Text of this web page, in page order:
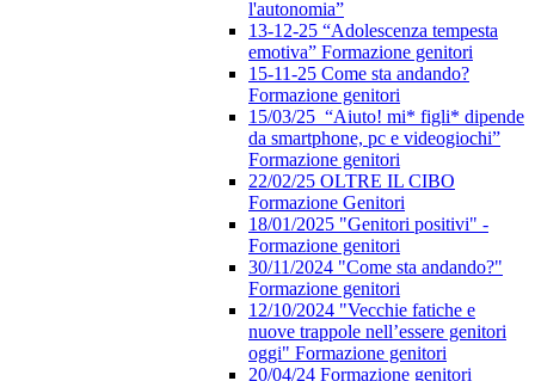
l'autonomia”
13-12-25 “Adolescenza tempesta
emotiva” Formazione genitori
15-11-25 Come sta andando?
Formazione genitori
15/03/25 “Aiuto! mi* figli* dipende
da smartphone, pc e videogiochi”
Formazione genitori
22/02/25 OLTRE IL CIBO
Formazione Genitori
18/01/2025 "Genitori positivi" -
Formazione genitori
30/11/2024 "Come sta andando?"
Formazione genitori
12/10/2024 "Vecchie fatiche e
nuove trappole nell’essere genitori
oggi" Formazione genitori
20/04/24 Formazione genitori